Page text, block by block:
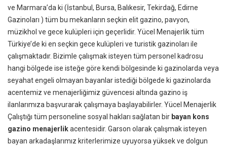
ve Marmara’da ki (İstanbul, Bursa, Balıkesir, Tekirdağ, Edirne
Gazinoları ) tüm bu mekanların seçkin elit gazino, pavyon,
müzikhol ve gece kulüpleri için geçerlidir. Yücel Menajerlik tüm
Türkiye’de ki en seçkin gece kulüpleri ve turistik gazinoları ile
çalışmaktadır. Bizimle çalışmak isteyen tüm personel kadrosu
hangi bölgede ise isteğe göre kendi bölgesinde ki gazinolarda veya
seyahat engeli olmayan bayanlar istediği bölgede ki gazinolarda
acentemiz ve menajerliğimiz güvencesi altında gazino iş
ilanlarımıza başvurarak çalışmaya başlayabilirler. Yücel Menajerlik
Çalıştığı tüm personeline sosyal hakları sağlatan bir bayan kons
gazino menajerlikacentesidir. Garson olarak çalışmak isteyen
bayan arkadaşlarımız kriterlerimize uyuyorsa yüksek ve dolgun